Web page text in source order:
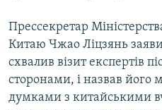
Прессекретар
Китаю Чжао Ліцзянь
схвалив візит експертів
сторонами, і назвав його
думками з китайськими